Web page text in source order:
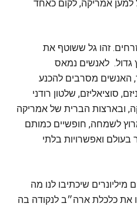
למען אמריקה, לקום כאחד
זהו גל ששוטף את
גדול. לאנשים נמאס
האנשים מסרבים להכנע
סוציאליזם, שלטון רודני
ובארצות הברית של אמריקה
לשמחה, חופשיים כמותם
ואפשרויות בלתי
מיליונרים שיכתיבו לנו מה
את כלכלת ארה״ב לנקודה בה